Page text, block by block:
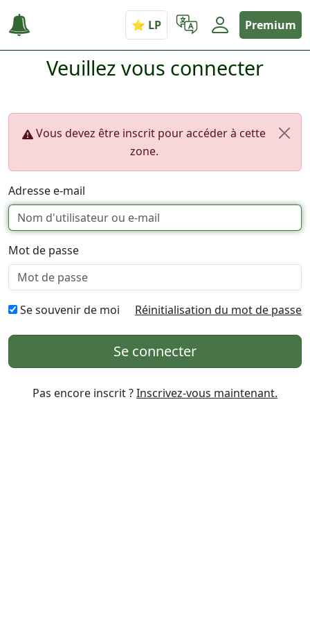
Premium
Veuillez vous connecter
Vous devez être inscrit pour accéder à cette
zone.
Adresse e-mail
Mot de passe
Se souvenir de moi Réinitialisation du mot de passe
Se connecter
Pas encore inscrit ?Inscrivez-vous maintenant.